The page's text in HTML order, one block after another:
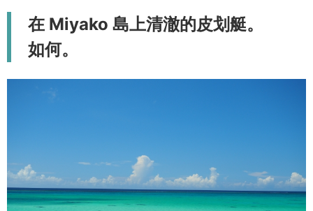
在 Miyako 島上清澈的皮划艇。
如何。